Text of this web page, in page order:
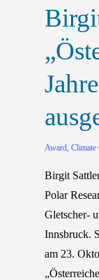
Award Climate
Birgit
Polar
Gletscher-
Innsbruck.
am 23.